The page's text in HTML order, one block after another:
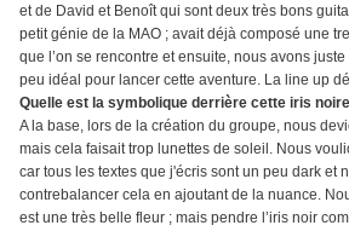
et de David et Benoît qui sont deux très bons
petit génie de la MAO ; avait déjà composé une
que l’on se rencontre et ensuite, nous avons
peu idéal pour lancer cette aventure. La line up
Quelle est la symbolique derrière cette iris
A la base, lors de la création du groupe, nous
mais cela faisait trop lunettes de soleil. Nous
car tous les textes que j'écris sont un peu dark et
contrebalancer cela en ajoutant de la nuance.
est une très belle fleur ; mais pendre l’iris noir